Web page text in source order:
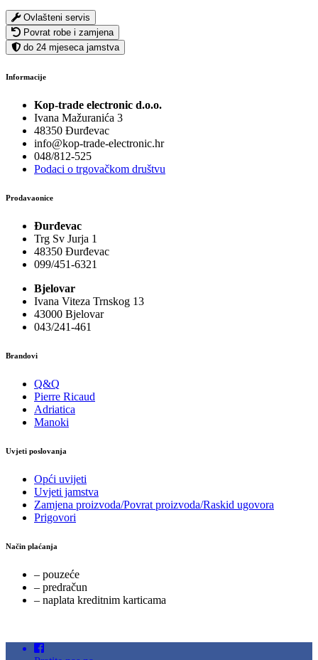
Ovlašteni servis
Povrat robe i zamjena
do 24 mjeseca jamstva
Informacije
Kop-trade electronic d.o.o.
Ivana Mažuranića 3
48350 Đurđevac
info@kop-trade-electronic.hr
048/812-525
Podaci o trgovačkom društvu
Prodavaonice
Đurđevac
Trg Sv Jurja 1
48350 Đurđevac
099/451-6321
Bjelovar
Ivana Viteza Trnskog 13
43000 Bjelovar
043/241-461
Brandovi
Q&Q
Pierre Ricaud
Adriatica
Manoki
Uvjeti poslovanja
Opći uvijeti
Uvjeti jamstva
Zamjena proizvoda/Povrat proizvoda/Raskid ugovora
Prigovori
Način plaćanja
– pouzeće
– predračun
– naplata kreditnim karticama